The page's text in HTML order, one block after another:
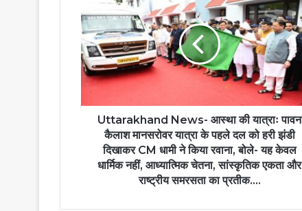
Uttarakhand News- आस्था की यात्राः पावन
कैलाश मानसरोवर यात्रा के पहले दल को हरी झंडी
दिखाकर CM धामी ने किया रवाना, बोले- यह केवल
धार्मिक नहीं, आध्यात्मिक चेतना, सांस्कृतिक एकता और
राष्ट्रीय समरसता का प्रतीक....